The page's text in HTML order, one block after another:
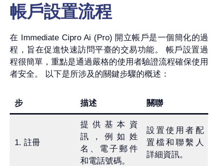
帳戶設置流程
在 Immediate Cipro Ai (Pro) 開立帳戶是一個簡化的過
程，旨在促進快速訪問平臺的交易功能。 帳戶設置過
程很簡單，重點是通過嚴格的使用者驗證流程確保使用
者安全。 以下是所涉及的關鍵步驟的概述：
步 描述 關聯
1. 註冊
提供基本資
訊，例如姓
名、電子郵件
和電話號碼。
設置使用者配
置檔和聯繫人
詳細資訊。